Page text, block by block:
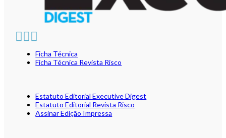
Ficha Técnica
Ficha Técnica Revista Risco
Estatuto Editorial Executive Digest
Estatuto Editorial Revista Risco
Assinar Edição Impressa